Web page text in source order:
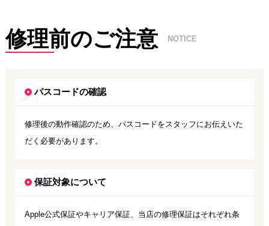
修理前のご注意 NOTICE
パスコードの確認
修理後の動作確認のため、パスコードをスタッフにお伝えいた
だく必要があります。
保証対象について
Apple公式保証やキャリア保証、当店の修理保証はそれぞれ条